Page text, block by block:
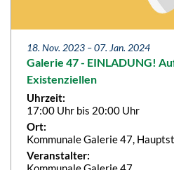
18. Nov. 2023 –07. Jan. 2024
Galerie 47 - EINLADUNG!
Existenziellen
Uhrzeit:
17:00 Uhr bis 20:00 Uhr
Ort:
Kommunale Galerie 47,
Veranstalter: